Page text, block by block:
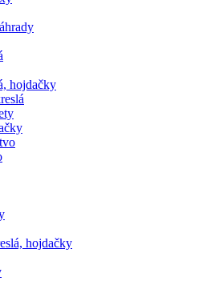
hojdačky
hojdačky